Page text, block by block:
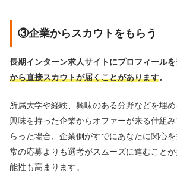
③企業からスカウトをもらう
長期インターン求人サイトにプロフィールを
から直接スカウトが届くことがあります。
所属大学や経験、興味のある分野などを埋
興味を持った企業からオファーが来る仕組
らった場合、企業側がすでにあなたに関心
常の応募よりも選考がスムーズに進むこと
能性も高まります。